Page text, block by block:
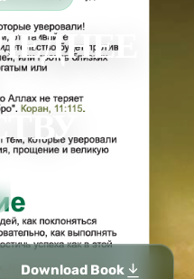
Download Book